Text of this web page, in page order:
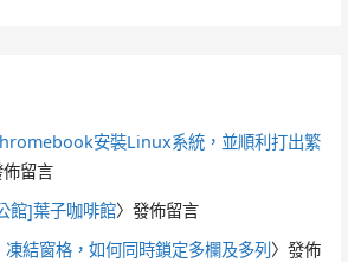
安裝Linux系統，並順利打出繁
佈留言
館]葉子咖啡館〉發佈留言
凍結窗格，如何同時鎖定多欄及多列〉發佈